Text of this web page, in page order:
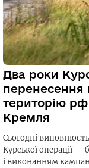
Два роки
перенесення
територію
Кремля
Сьогодні
Курської операції —
і виконанням